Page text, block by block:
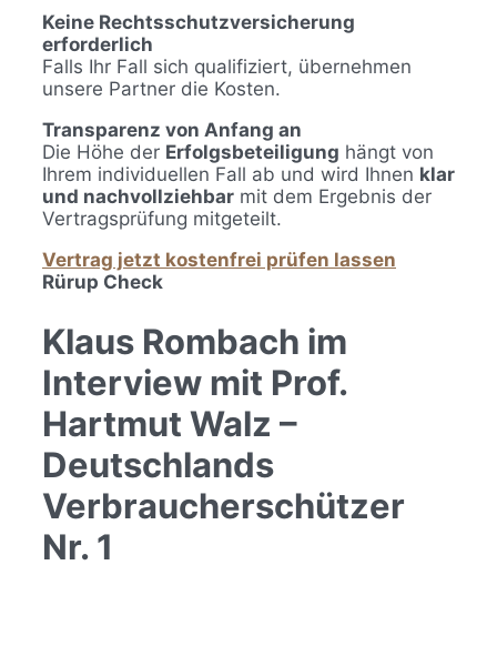
Keine Rechtsschutzversicherung
erforderlich
Falls Ihr Fall sich qualifiziert, übernehmen
unsere Partner die Kosten.
Transparenz von Anfang an
Die Höhe der Erfolgsbeteiligung hängt von
Ihrem individuellen Fall ab und wird Ihnen klar
und nachvollziehbar mit dem Ergebnis der
Vertragsprüfung mitgeteilt.
Vertrag jetzt kostenfrei prüfen lassen
Rürup Check
Klaus Rombach im
Interview mit Prof.
Hartmut Walz –
Deutschlands
Verbraucherschützer
Nr. 1